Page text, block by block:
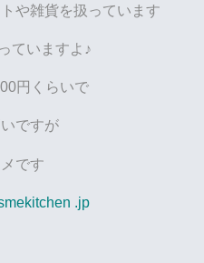
や雑貨を扱っています
ていますよ♪
円くらいで
ですが
です
.jp